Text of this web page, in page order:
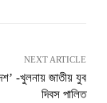
NEXT ARTICLE
-খুলনায় জাতীয় যুব
দিবস পালিত